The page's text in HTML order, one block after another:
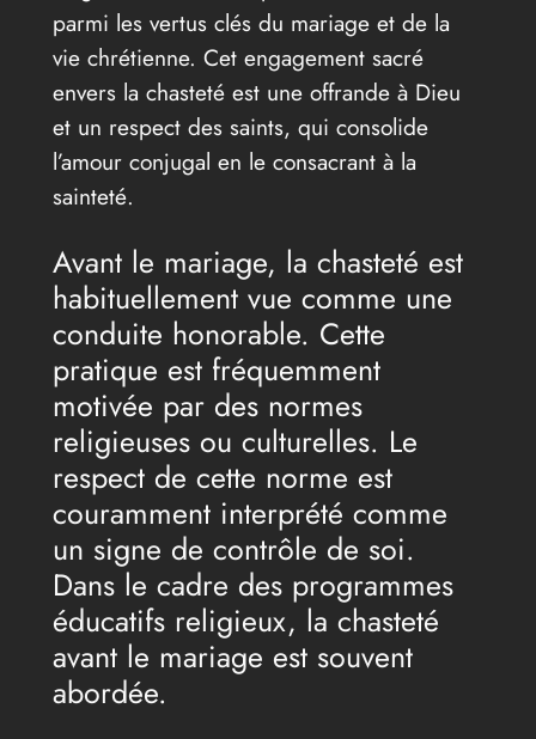
parmi les vertus clés du mariage et de la
vie chrétienne. Cet engagement sacré
envers la chasteté est une offrande à Dieu
et un respect des saints, qui consolide
l’amour conjugal en le consacrant à la
sainteté.
Avant le mariage, la chasteté est
habituellement vue comme une
conduite honorable. Cette
pratique est fréquemment
motivée par des normes
religieuses ou culturelles. Le
respect de cette norme est
couramment interprété comme
un signe de contrôle de soi.
Dans le cadre des programmes
éducatifs religieux, la chasteté
avant le mariage est souvent
abordée.